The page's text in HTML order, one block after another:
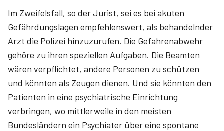
Im Zweifelsfall, so der Jurist, sei es bei akuten
Gefährdungslagen empfehlenswert, als behandelnder
Arzt die Polizei hinzuzurufen. Die Gefahrenabwehr
gehöre zu ihren speziellen Aufgaben. Die Beamten
wären verpflichtet, andere Personen zu schützen
und könnten als Zeugen dienen. Und sie könnten den
Patienten in eine psychiatrische Einrichtung
verbringen, wo mittlerweile in den meisten
Bundesländern ein Psych­iater über eine spontane